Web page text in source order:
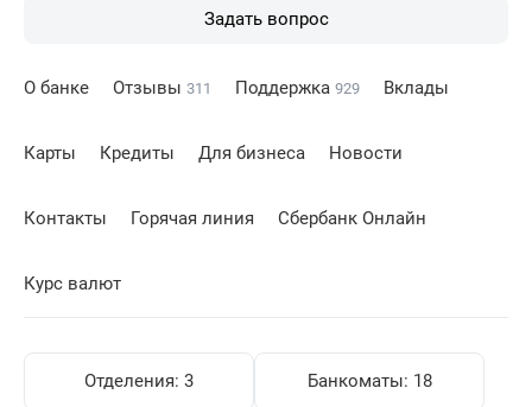
Задать вопрос
О банке Отзывы 311 Поддержка 929 Вклады
Карты Кредиты Для бизнеса Новости
Контакты Горячая линия Сбербанк Онлайн
Курс валют
Отделения: 3 Банкоматы: 18